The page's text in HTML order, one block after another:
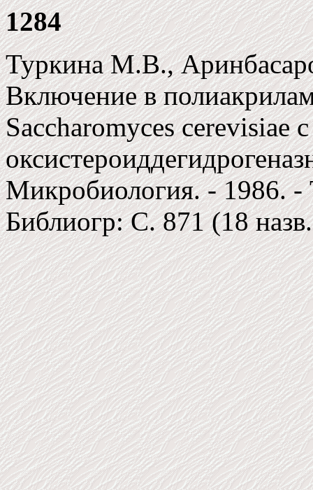
1284
Туркина М.В.,
Включение в
Saccharomyces cerevisiae
Микробиология. - 1986.
Библиогр: C. 871 (18